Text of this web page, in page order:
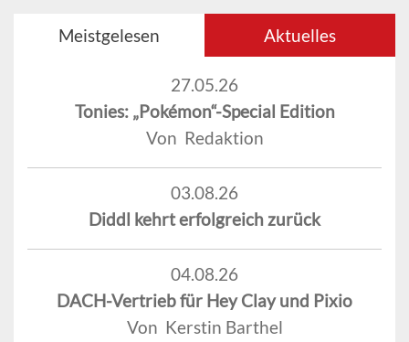
Meistgelesen Aktuelles
27.05.26
Tonies: „Pokémon“-Special Edition
Von Redaktion
03.08.26
Diddl kehrt erfolgreich zurück
04.08.26
DACH-Vertrieb für Hey Clay und Pixio
Von Kerstin Barthel